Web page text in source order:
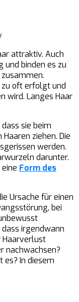
attraktiv. Auch
und binden es zu
zu oft erfolgt und
wird. Langes Haar
sie beim
ziehen. Die
werden.
darunter.
Form des
Ursache für einen
bei
irgendwann
Haarverlust
nachwachsen?
In diesem